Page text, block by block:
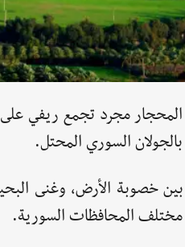
مجرد تجمع ريفي على
السوري المحتل.
خصوبة الأرض، وغنى
مختلف المحافظات السورية.